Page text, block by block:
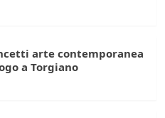
arte contemporanea
a Torgiano